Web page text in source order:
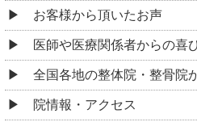
お客様から頂いたお声
医師や医療関係者からの喜
全国各地の整体院・整骨院
院情報・アクセス